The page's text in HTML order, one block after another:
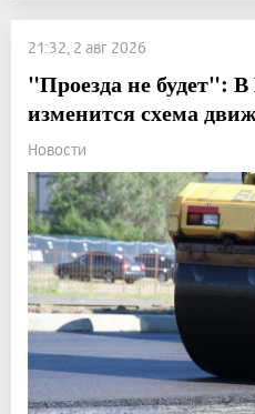
21:32, 2 авг 2026
"Проезда не будет":
изменится схема
Новости